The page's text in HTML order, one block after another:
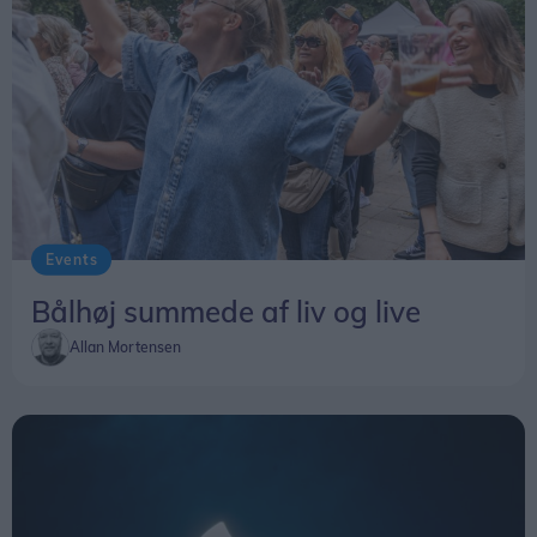
Events
Bålhøj summede af liv og live
Allan Mortensen